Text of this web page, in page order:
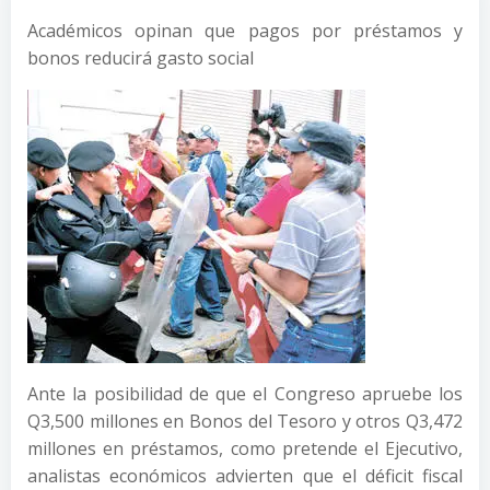
Académicos opinan que pagos por préstamos y
bonos reducirá gasto social
Ante la posibilidad de que el Congreso apruebe los
Q3,500 millones en Bonos del Tesoro y otros Q3,472
millones en préstamos, como pretende el Ejecutivo,
analistas económicos advierten que el déficit fiscal